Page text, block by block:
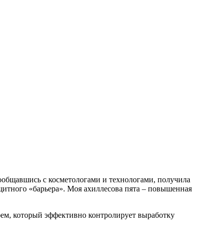
с косметологами и технологами, получила
«барьера». Моя ахиллесова пята – повышенная
который эффективно контролирует выработку